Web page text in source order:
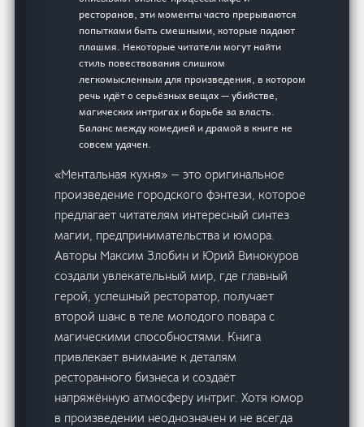
ресторанов, эти моменты часто прерываются
попытками быть смешными, которые падают
плашмя. Некоторые читатели могут найти
стиль повествования слишком
легкомысленным для произведения, в котором
речь идёт о серьёзных вещах — убийстве,
магических интригах и борьбе за власть.
Баланс между комедией и драмой в книге не
совсем удачен.
«Ментальная кухня» — это оригинальное
произведение городского фэнтези, которое
предлагает читателям интересный синтез
магии, предпринимательства и юмора.
Авторы Максим Злобин и Юрий Винокуров
создали увлекательный мир, где главный
герой, успешный ресторатор, получает
второй шанс в теле молодого повара с
магическими способностями. Книга
привлекает внимание к деталям
ресторанного бизнеса и создаёт
напряжённую атмосферу интриг. Хотя юмор
в произведении неоднозначен и не всегда